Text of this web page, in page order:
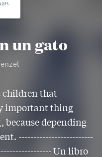
un gato
children that
important thing
because depending
-------------------------
Un libro